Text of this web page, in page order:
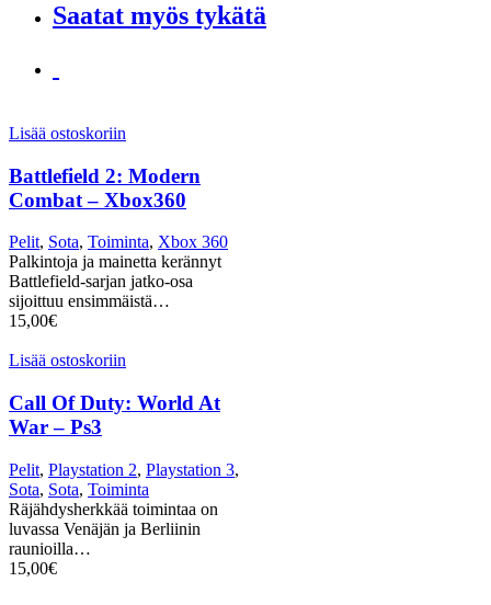
Saatat myös tykätä
Lisää ostoskoriin
Battlefield 2: Modern
Combat – Xbox360
Pelit, Sota, Toiminta, Xbox 360
Palkintoja ja mainetta kerännyt
Battlefield-sarjan jatko-osa
sijoittuu ensimmäistä…
15,00€
Lisää ostoskoriin
Call Of Duty: World At
War – Ps3
Pelit, Playstation 2, Playstation 3,
Sota, Sota, Toiminta
Räjähdysherkkää toimintaa on
luvassa Venäjän ja Berliinin
raunioilla…
15,00€